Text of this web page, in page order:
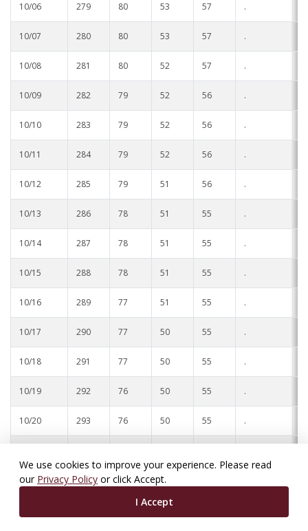
We use cookies to improve your experience. Please read
our Privacy Policy or click Accept.
I Accept
10/06 279 80 53 57 .
10/07 280 80 53 57 .
10/08 281 80 52 57 .
10/09 282 79 52 56 .
10/10 283 79 52 56 .
10/11 284 79 52 56 .
10/12 285 79 51 56 .
10/13 286 78 51 55 .
10/14 287 78 51 55 .
10/15 288 78 51 55 .
10/16 289 77 51 55 .
10/17 290 77 50 55 .
10/18 291 77 50 55 .
10/19 292 76 50 55 .
10/20 293 76 50 55 .
10/22 295 75 50
50